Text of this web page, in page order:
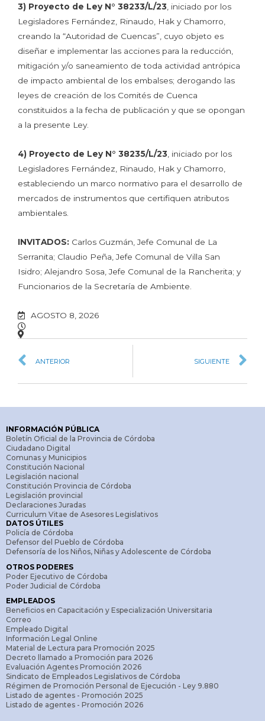
3) Proyecto de Ley N° 38233/L/23, iniciado por los
Legisladores Fernández, Rinaudo, Hak y Chamorro,
creando la “Autoridad de Cuencas”, cuyo objeto es
diseñar e implementar las acciones para la reducción,
mitigación y/o saneamiento de toda actividad antrópica
de impacto ambiental de los embalses; derogando las
leyes de creación de los Comités de Cuenca
constituidos a la fecha de publicación y que se opongan
a la presente Ley.
4) Proyecto de Ley N° 38235/L/23, iniciado por los
Legisladores Fernández, Rinaudo, Hak y Chamorro,
estableciendo un marco normativo para el desarrollo de
mercados de instrumentos que certifiquen atributos
ambientales.
INVITADOS: Carlos Guzmán, Jefe Comunal de La
Serranita; Claudio Peña, Jefe Comunal de Villa San
Isidro; Alejandro Sosa, Jefe Comunal de la Rancherita; y
Funcionarios de la Secretaría de Ambiente.
AGOSTO 8, 2026
ANTERIOR SIGUIENTE
INFORMACIÓN PÚBLICA
Boletín Oficial de la Provincia de Córdoba
Ciudadano Digital
Comunas y Municipios
Constitución Nacional
Legislación nacional
Constitución Provincia de Córdoba
Legislación provincial
Declaraciones Juradas
Curriculum Vitae de Asesores Legislativos
DATOS ÚTILES
Policía de Córdoba
Defensor del Pueblo de Córdoba
Defensoría de los Niños, Niñas y Adolescente de Córdoba
OTROS PODERES
Poder Ejecutivo de Córdoba
Poder Judicial de Córdoba
EMPLEADOS
Beneficios en Capacitación y Especialización Universitaria
Correo
Empleado Digital
Información Legal Online
Material de Lectura para Promoción 2025
Decreto llamado a Promoción para 2026
Evaluación Agentes Promoción 2026
Sindicato de Empleados Legislativos de Córdoba
Régimen de Promoción Personal de Ejecución - Ley 9.880
Listado de agentes - Promoción 2025
Listado de agentes - Promoción 2026